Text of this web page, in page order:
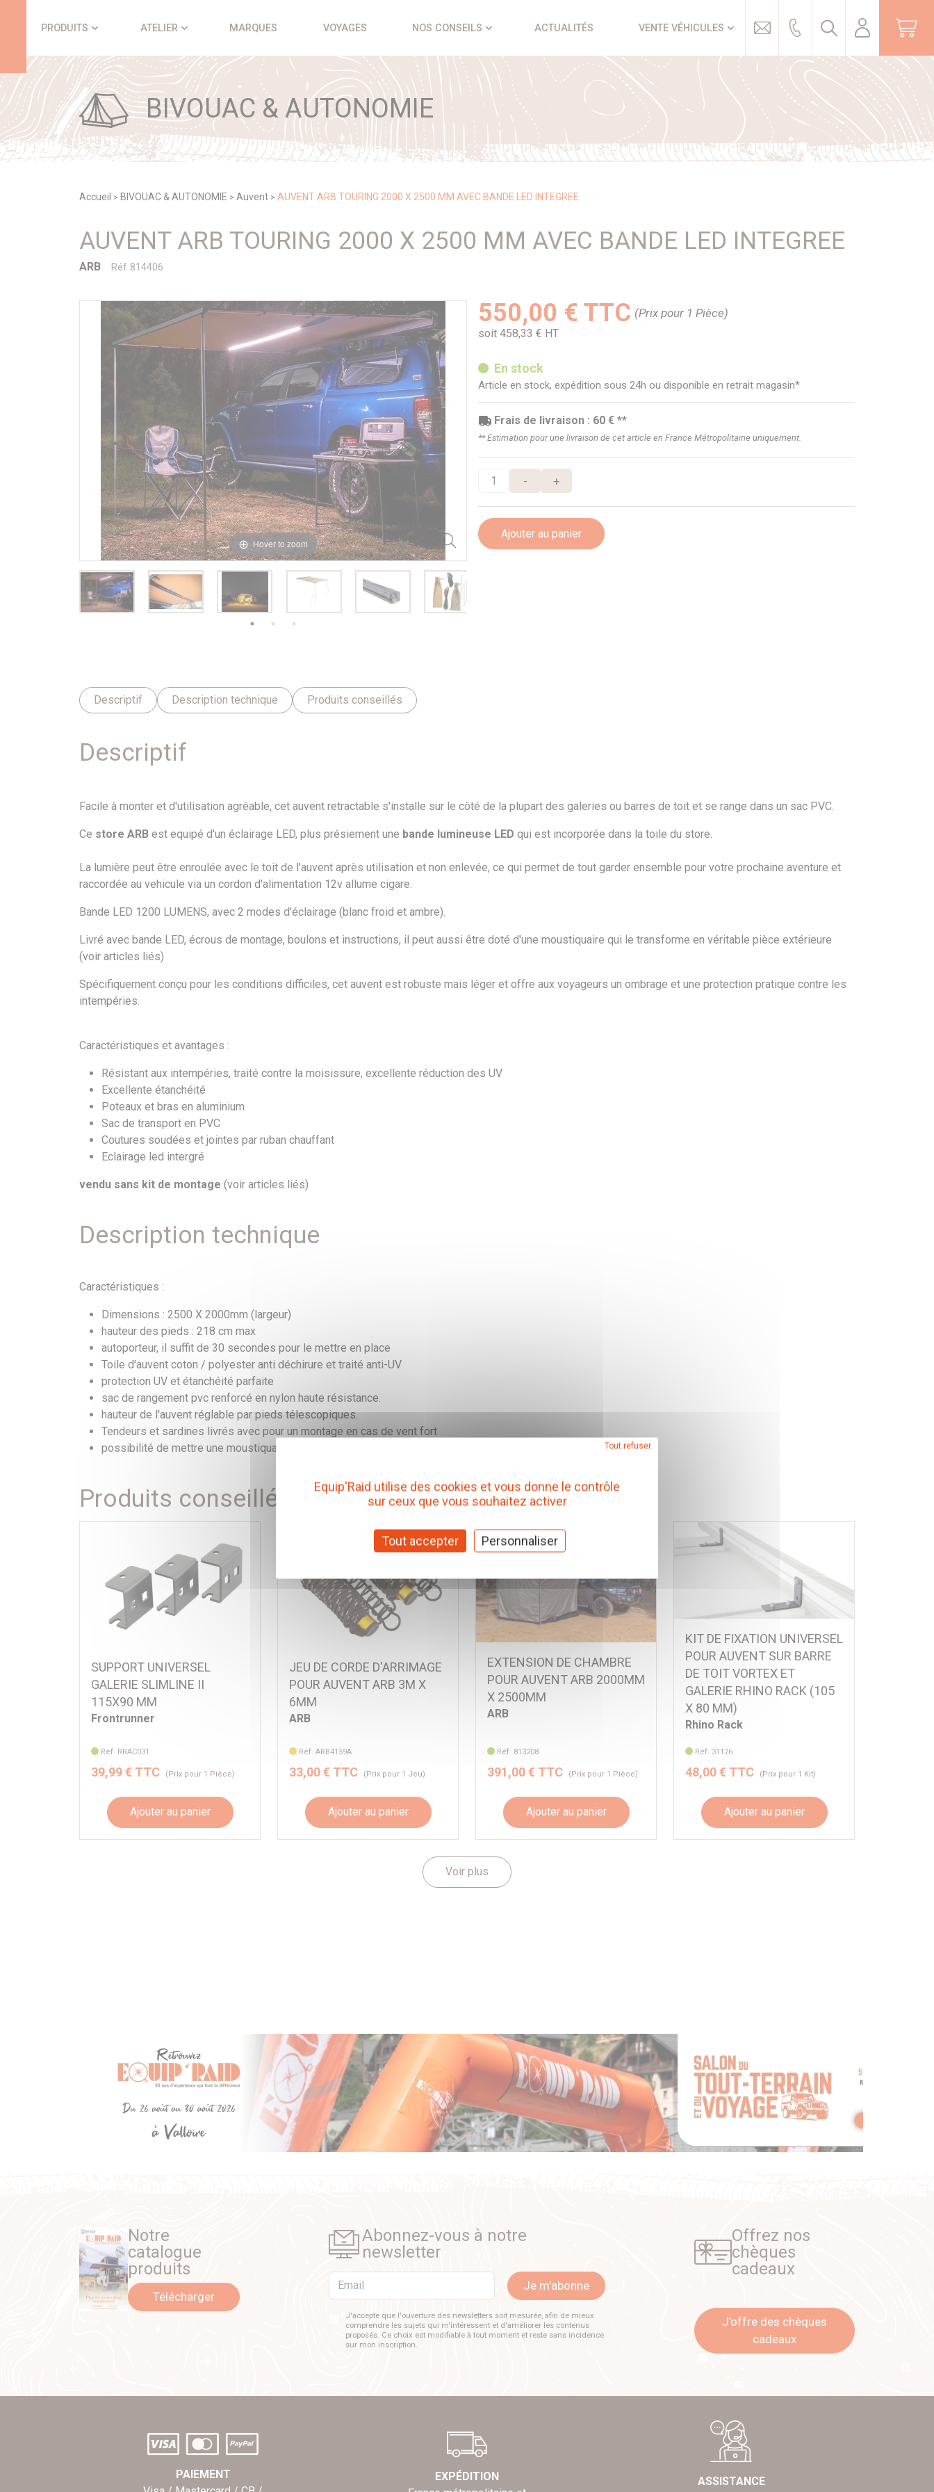
PRODUITS ATELIER MARQUES VOYAGES NOS CONSEILS ACTUALITÉS VENTE VÉHICULES
BIVOUAC & AUTONOMIE
Accueil > BIVOUAC & AUTONOMIE > Auvent > AUVENT ARB TOURING 2000 X 2500 MM AVEC BANDE LED INTEGREE
AUVENT ARB TOURING 2000 X 2500 MM AVEC BANDE LED INTEGREE
ARB Réf 814406
Hover to zoom
550,00 € TTC (Prix pour 1 Pièce)
soit 458,33 € HT
En stock
Article en stock, expédition sous 24h ou disponible en retrait magasin*
Frais de livraison : 60 € **
** Estimation pour une livraison de cet article en France Métropolitaine uniquement.
- +
Ajouter au panier
Descriptif Description technique Produits conseillés
Descriptif
Facile à monter et d'utilisation agréable, cet auvent retractable s'installe sur le côté de la plupart des galeries ou barres de toit et se range dans un sac PVC.
Ce store ARB est equipé d'un éclairage LED, plus présiement une bande lumineuse LED qui est incorporée dans la toile du store.
La lumière peut être enroulée avec le toit de l'auvent après utilisation et non enlevée, ce qui permet de tout garder ensemble pour votre prochaine aventure et
raccordée au vehicule via un cordon d'alimentation 12v allume cigare.
Bande LED 1200 LUMENS, avec 2 modes d'éclairage (blanc froid et ambre).
Livré avec bande LED, écrous de montage, boulons et instructions, il peut aussi être doté d'une moustiquaire qui le transforme en véritable pièce extérieure
(voir articles liés)
Spécifiquement conçu pour les conditions difficiles, cet auvent est robuste mais léger et offre aux voyageurs un ombrage et une protection pratique contre les
intempéries.
Caractéristiques et avantages :
Résistant aux intempéries, traité contre la moisissure, excellente réduction des UV
Excellente étanchéité
Poteaux et bras en aluminium
Sac de transport en PVC
Coutures soudées et jointes par ruban chauffant
Eclairage led intergré
vendu sans kit de montage (voir articles liés)
Description technique
Caractéristiques :
Dimensions : 2500 X 2000mm (largeur)
hauteur des pieds : 218 cm max
autoporteur, il suffit de 30 secondes pour le mettre en place
Toile d'auvent coton / polyester anti déchirure et traité anti-UV
protection UV et étanchéité parfaite
sac de rangement pvc renforcé en nylon haute résistance.
hauteur de l'auvent réglable par pieds télescopiques.
Tendeurs et sardines livrés avec pour un montage en cas de vent fort
possibilité de mettre une moustiquaire
Produits conseillés
SUPPORT UNIVERSEL
GALERIE SLIMLINE II
115X90 MM
Frontrunner
Réf. RRAC031
39,99 € TTC (Prix pour 1 Pièce)
Ajouter au panier
JEU DE CORDE D'ARRIMAGE
POUR AUVENT ARB 3M X
6MM
ARB
Réf. ARB4159A
33,00 € TTC (Prix pour 1 Jeu)
Ajouter au panier
EXTENSION DE CHAMBRE
POUR AUVENT ARB 2000MM
X 2500MM
ARB
Réf. 813208
391,00 € TTC (Prix pour 1 Pièce)
Ajouter au panier
KIT DE FIXATION UNIVERSEL
POUR AUVENT SUR BARRE
DE TOIT VORTEX ET
GALERIE RHINO RACK (105
X 80 MM)
Rhino Rack
Réf. 31126
48,00 € TTC (Prix pour 1 Kit)
Ajouter au panier
Voir plus
Notre
catalogue
produits
Télécharger
Abonnez-vous à notre
newsletter
Email Je m'abonne
J'accepte que l'ouverture des newsletters soit mesurée, afin de mieux
comprendre les sujets qui m'intéressent et d'améliorer les contenus
proposés. Ce choix est modifiable à tout moment et reste sans incidence
sur mon inscription.
Offrez nos
chèques
cadeaux
J'offre des chèques
cadeaux
PAIEMENT
EXPÉDITION
ASSISTANCE
Equip'Raid utilise des cookies et vous donne le contrôle
sur ceux que vous souhaitez activer
Tout accepter
Tout refuser
Personnaliser